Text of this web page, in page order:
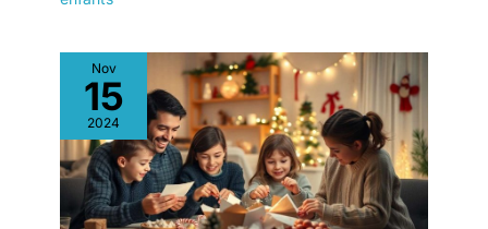
Nov
15
2024